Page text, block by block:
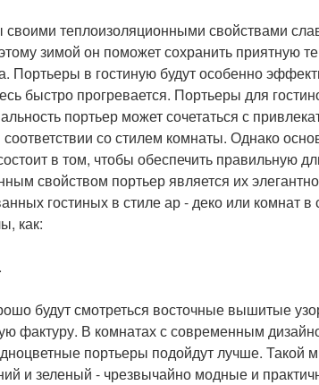
теплоизоляционными свойствами
зимой он поможет сохранить приятную
Портьеры в гостиную будут особенно
быстро прогревается. Портьеры для
портьер может сочетаться с
соответствии со стилем комнаты. Однако
в том, чтобы обеспечить правильную
свойством портьер является их
гостиных в стиле ар - деко или комнат
как:
будут смотреться восточные вышитые
фактуру. В комнатах с современным
портьеры подойдут лучше.
и зеленый - чрезвычайно модные и